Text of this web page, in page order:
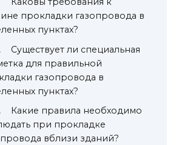
прокладки газопровода в
пунктах?
Существует ли специальная
для правильной
газопровода в
пунктах?
Какие правила необходимо
при прокладке
вблизи зданий?